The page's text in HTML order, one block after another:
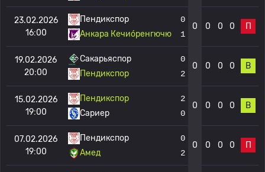
23.02.2026
16:00
Пендикспор
Анкара Кечио́ренгючю
0
1
0 0 0 0 П
19.02.2026
20:00
Сакарьяспор
Пендикспор
0
2
0 0 0 0 В
15.02.2026
19:00
Пендикспор
Сариер
2
0
0 0 0 0 В
07.02.2026
19:00
Пендикспор
Амед
0
2
0 0 0 0 П